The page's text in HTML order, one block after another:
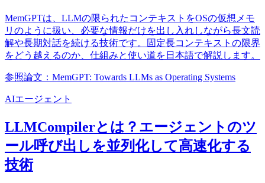
MemGPTは、LLMの限られたコンテキストをOSの仮想メモ
リのように扱い、必要な情報だけを出し入れしながら長文読
解や長期対話を続ける技術です。固定長コンテキストの限界
をどう越えるのか、仕組みと使い道を日本語で解説します。
参照論文：MemGPT: Towards LLMs as Operating Systems
AIエージェント
LLMCompilerとは？エージェントのツ
ール呼び出しを並列化して高速化する
技術